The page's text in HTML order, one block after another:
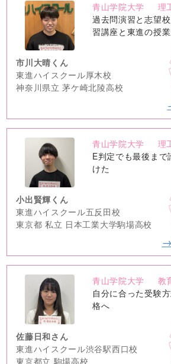
no
image
青山学院大学
理
過去問演習と志望
習講座と東進の授
市川大晴くん
東進ハイスクール厚木校
神奈川県立 茅ケ崎北陵高校
no
image
青山学院大学
理
E判定でも最後ま
けた
小出賢輝くん
東進ハイスクール五反田校
東京都 私立 日本工業大学駒場高校
no
image
青山学院大学
教
自分に合った受験
格へ
佐藤日和さん
東進ハイスクール渋谷駅西口校
東京都立 駒場高校